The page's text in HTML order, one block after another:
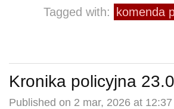
Tagged with: komenda
Kronika policyjna
Published on 2 mar, 2026 at 12:37